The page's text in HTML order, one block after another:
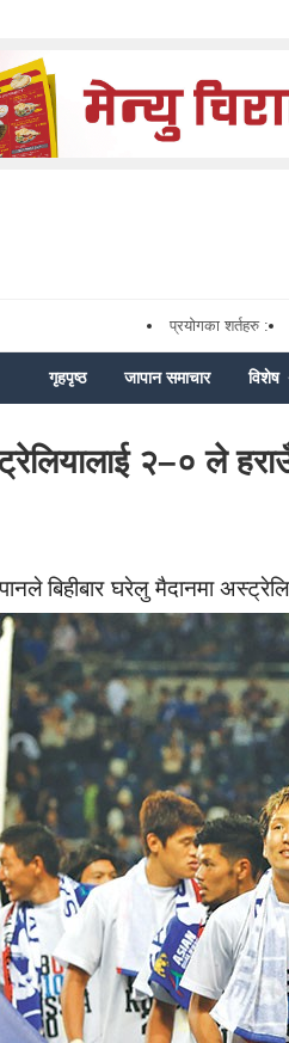
प्रयोगका शर्तहरु :
गृहपृष्ठ जापान समाचार विशेष
२–० ले
बिहीबार घरेलु मैदानमा